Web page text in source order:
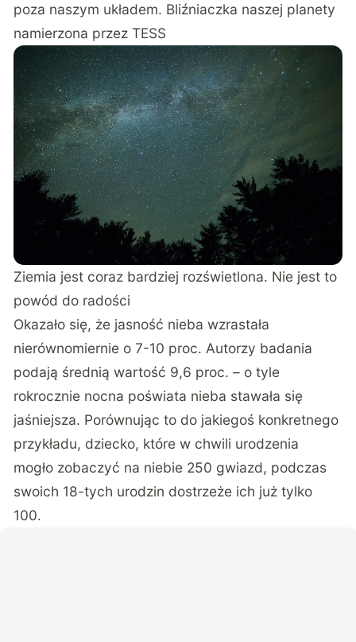
poza naszym układem. Bliźniaczka naszej planety
namierzona przez TESS
Ziemia jest coraz bardziej rozświetlona. Nie jest to
powód do radości
Okazało się, że jasność nieba wzrastała
nierównomiernie o 7-10 proc. Autorzy badania
podają średnią wartość 9,6 proc. – o tyle
rokrocznie nocna poświata nieba stawała się
jaśniejsza. Porównując to do jakiegoś konkretnego
przykładu, dziecko, które w chwili urodzenia
mogło zobaczyć na niebie 250 gwiazd, podczas
swoich 18-tych urodzin dostrzeże ich już tylko
100.